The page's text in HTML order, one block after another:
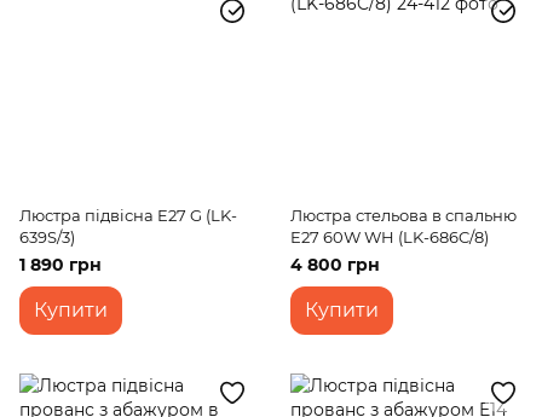
Люстра підвісна E27 G (LK-
639S/3)
1 890 грн
Купити
Люстра стельова в спальню
E27 60W WH (LK-686C/8)
4 800 грн
Купити